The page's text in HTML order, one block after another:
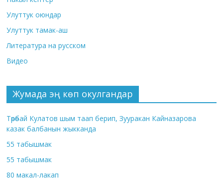
Улуттук оюндар
Улуттук тамак-аш
Литература на русском
Видео
Жумада эң көп окулгандар
Төрөбай Кулатов шым таап берип, Зууракан Кайназарова
казак балбанын жыкканда
55 табышмак
55 табышмак
80 макал-лакап